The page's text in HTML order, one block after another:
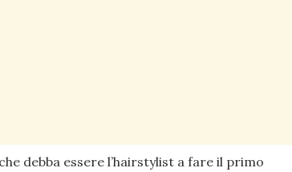
debba essere l’hairstylist a fare il primo